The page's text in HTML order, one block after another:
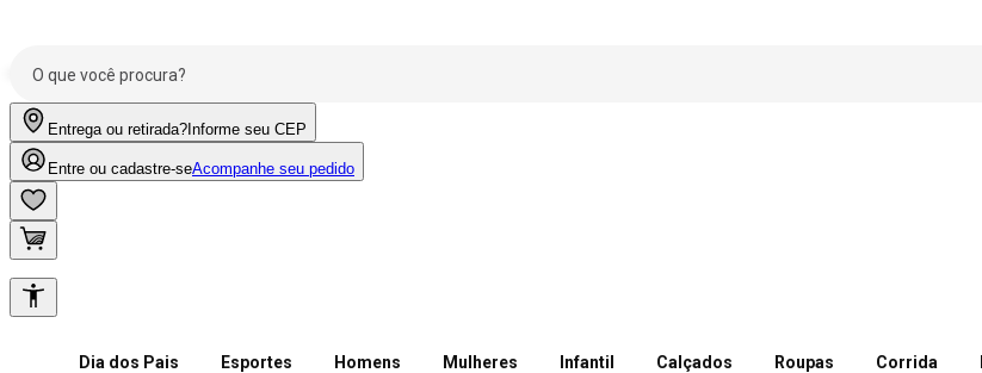
Entrega ou retirada? Informe seu CEP
Entre ou cadastre-seAcompanhe seu pedido
Dia dos Pais Esportes Homens Mulheres Infantil Calçados Roupas Corrida